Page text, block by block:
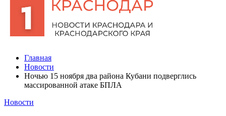
Главная
Новости
Ночью 15 ноября два района Кубани подверглись
массированной атаке БПЛА
Новости